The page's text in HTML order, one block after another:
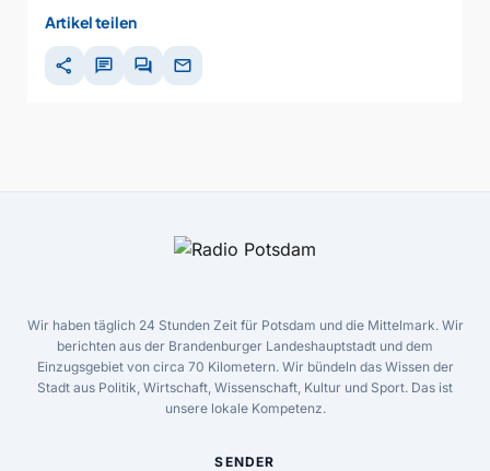
Artikel teilen
share chat forum mail
Wir haben täglich 24 Stunden Zeit für Potsdam und die Mittelmark. Wir
berichten aus der Brandenburger Landeshauptstadt und dem
Einzugsgebiet von circa 70 Kilometern. Wir bündeln das Wissen der
Stadt aus Politik, Wirtschaft, Wissenschaft, Kultur und Sport. Das ist
unsere lokale Kompetenz.
SENDER